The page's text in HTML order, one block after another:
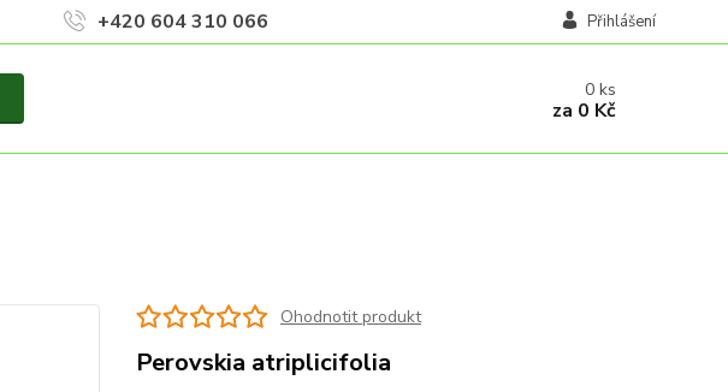
Přihlášení
+420 604 310 066
0ks
za 0 Kč
Ohodnotit produkt
Perovskia atriplicifolia